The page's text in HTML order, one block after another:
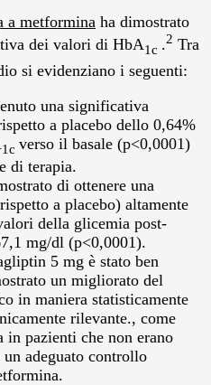
a metformina ha dimostrato
dei valori di HbA1c .2 Tra
si evidenziano i seguenti:
una significativa
a placebo dello 0,64%
1c verso il basale (p<0,0001)
di terapia.
di ottenere una
a placebo) altamente
della glicemia post-
mg/dl (p<0,0001).
5 mg è stato ben
un migliorato del
in maniera statisticamente
rilevante., come
in pazienti che non erano
adeguato controllo